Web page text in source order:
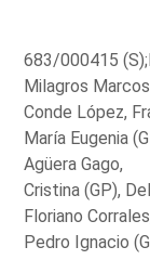
683/000415
Milagros
Conde López,
María Eugenia
Agüera Gago,
Cristina (GP),
Floriano
Pedro Ignacio